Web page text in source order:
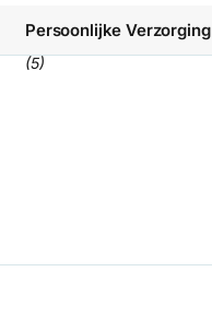
Persoonlijke Verzorging
(5)